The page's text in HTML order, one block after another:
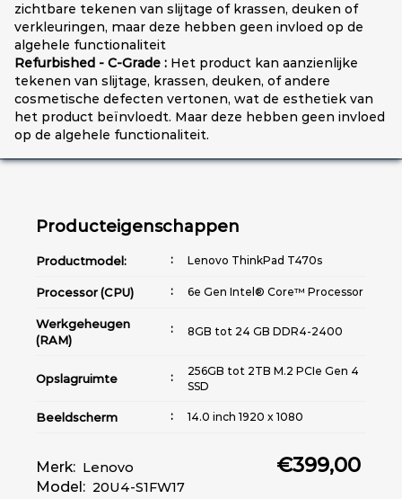
zichtbare tekenen van slijtage of krassen, deuken of
verkleuringen, maar deze hebben geen invloed op de
algehele functionaliteit
Refurbished - C-Grade : Het product kan aanzienlijke
tekenen van slijtage, krassen, deuken, of andere
cosmetische defecten vertonen, wat de esthetiek van
het product beïnvloedt. Maar deze hebben geen invloed
op de algehele functionaliteit.
Producteigenschappen
Productmodel: Lenovo ThinkPad T470s
Processor (CPU) 6e Gen Intel® Core™ Processor
Werkgeheugen
(RAM)
8GB tot 24 GB DDR4-2400
Opslagruimte
256GB tot 2TB M.2 PCIe Gen 4
SSD
Beeldscherm 14.0 inch 1920 x 1080
(GPU)
Intel® HD Graphics 520
Merk: Lenovo
Model: 20U4-S1FW17
€399,00